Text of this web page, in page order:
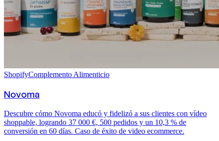
ShopifyComplemento Alimenticio
Novoma
Descubre cómo Novoma educó y fidelizó a sus clientes con vídeo
shoppable, logrando 37 000 €, 500 pedidos y un 10,3 % de
conversión en 60 días. Caso de éxito de video ecommerce.